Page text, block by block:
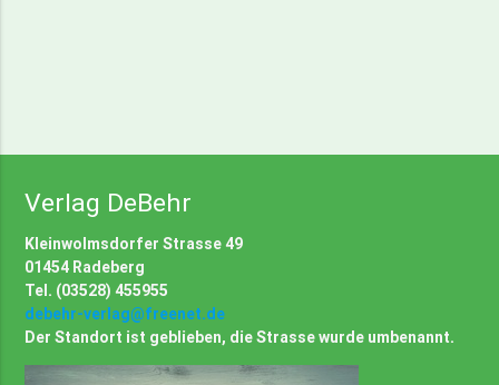
Verlag DeBehr
Kleinwolmsdorfer Strasse 49
01454 Radeberg
Tel. (03528) 455955
debehr-verlag@freenet.de
Der Standort ist geblieben, die Strasse wurde umbenannt.